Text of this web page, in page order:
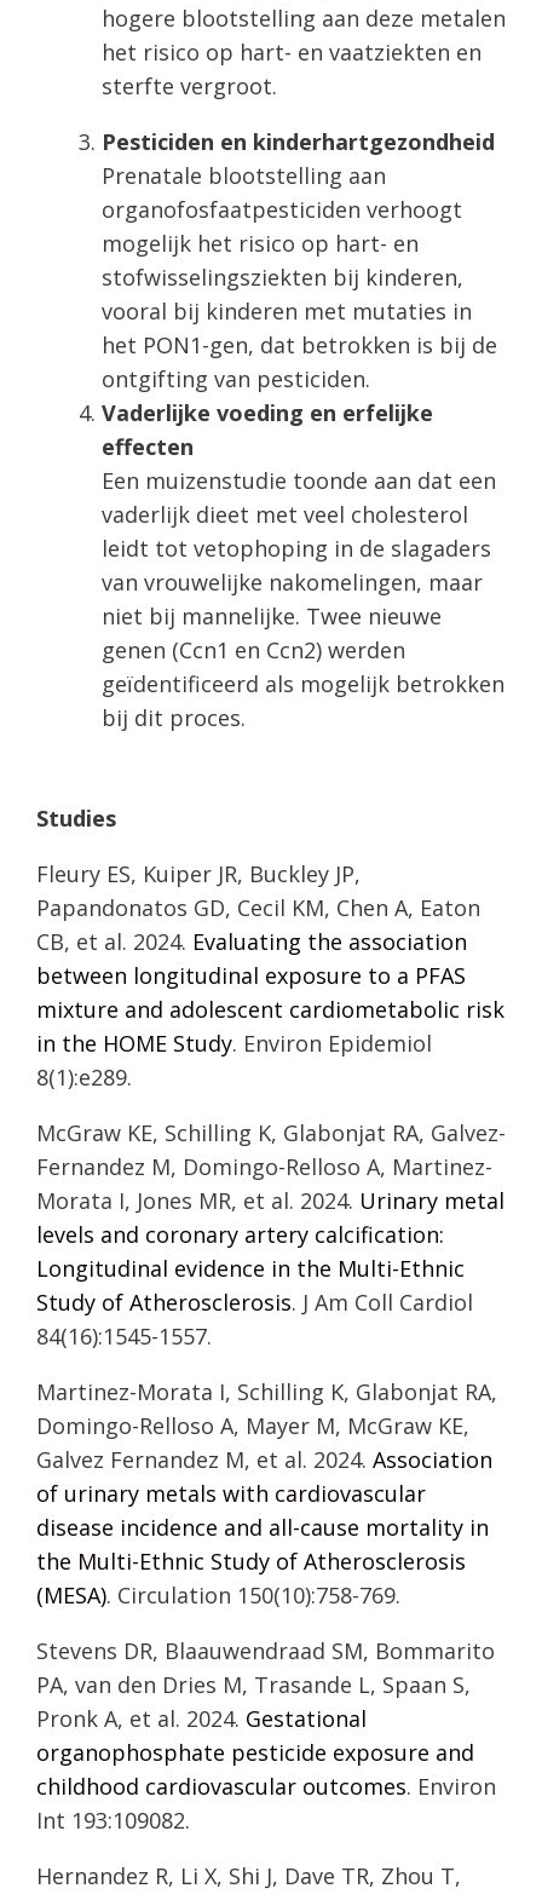
hogere blootstelling aan deze metalen
het risico op hart- en vaatziekten en
sterfte vergroot.
Pesticiden en kinderhartgezondheid
Prenatale blootstelling aan
organofosfaatpesticiden verhoogt
mogelijk het risico op hart- en
stofwisselingsziekten bij kinderen,
vooral bij kinderen met mutaties in
het PON1-gen, dat betrokken is bij de
ontgifting van pesticiden.
Vaderlijke voeding en erfelijke
effecten
Een muizenstudie toonde aan dat een
vaderlijk dieet met veel cholesterol
leidt tot vetophoping in de slagaders
van vrouwelijke nakomelingen, maar
niet bij mannelijke. Twee nieuwe
genen (Ccn1 en Ccn2) werden
geïdentificeerd als mogelijk betrokken
bij dit proces.
Studies
Fleury ES, Kuiper JR, Buckley JP,
Papandonatos GD, Cecil KM, Chen A, Eaton
CB, et al. 2024. Evaluating the association
between longitudinal exposure to a PFAS
mixture and adolescent cardiometabolic risk
in the HOME Study. Environ Epidemiol
8(1):e289.
McGraw KE, Schilling K, Glabonjat RA, Galvez-
Fernandez M, Domingo-Relloso A, Martinez-
Morata I, Jones MR, et al. 2024. Urinary metal
levels and coronary artery calcification:
Longitudinal evidence in the Multi-Ethnic
Study of Atherosclerosis. J Am Coll Cardiol
84(16):1545-1557.
Martinez-Morata I, Schilling K, Glabonjat RA,
Domingo-Relloso A, Mayer M, McGraw KE,
Galvez Fernandez M, et al. 2024. Association
of urinary metals with cardiovascular
disease incidence and all-cause mortality in
the Multi-Ethnic Study of Atherosclerosis
(MESA). Circulation 150(10):758-769.
Stevens DR, Blaauwendraad SM, Bommarito
PA, van den Dries M, Trasande L, Spaan S,
Pronk A, et al. 2024. Gestational
organophosphate pesticide exposure and
childhood cardiovascular outcomes. Environ
Int 193:109082.
Hernandez R, Li X, Shi J, Dave TR, Zhou T,